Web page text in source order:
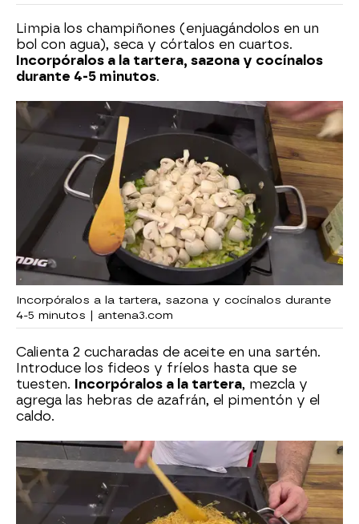
Limpia los champiñones (enjuagándolos en un
bol con agua), seca y córtalos en cuartos.
Incorpóralos a la tartera, sazona y cocínalos
durante 4-5 minutos.
Incorpóralos a la tartera, sazona y cocínalos durante
4-5 minutos | antena3.com
Calienta 2 cucharadas de aceite en una sartén.
Introduce los fideos y fríelos hasta que se
tuesten. Incorpóralos a la tartera, mezcla y
agrega las hebras de azafrán, el pimentón y el
caldo.